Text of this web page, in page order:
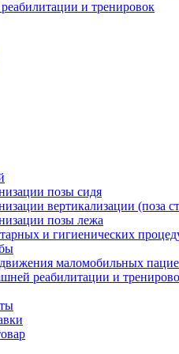
и тренировок
позы сидя
вертикализации (поза
позы лежа
и гигиенических
маломобильных
реабилитации и